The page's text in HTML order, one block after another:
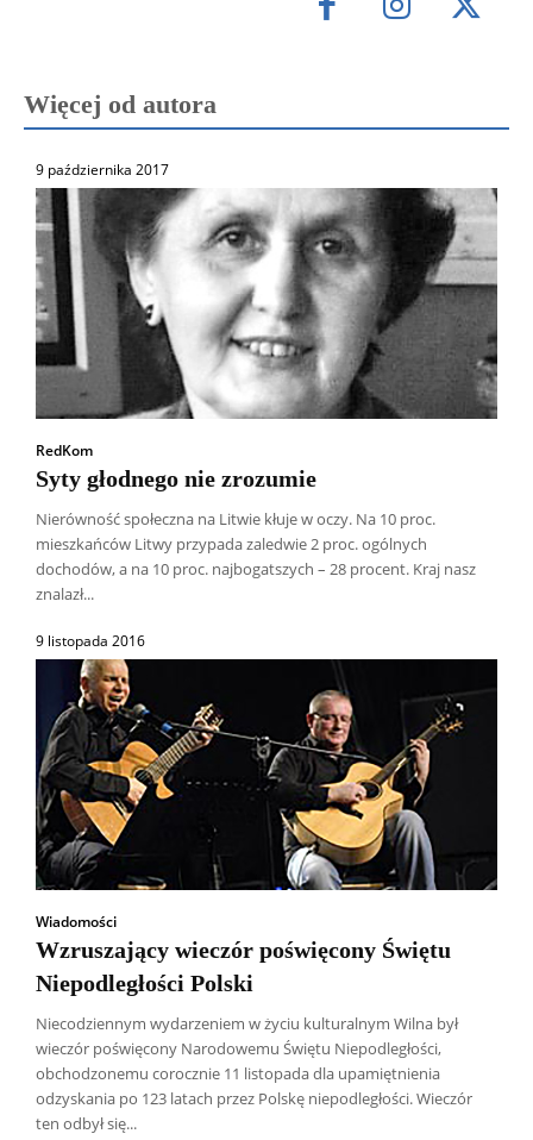
Więcej od autora
9 października 2017
RedKom
Syty głodnego nie zrozumie
Nierówność społeczna na Litwie kłuje w oczy. Na 10 proc.
mieszkańców Litwy przypada zaledwie 2 proc. ogólnych
dochodów, a na 10 proc. najbogatszych – 28 procent. Kraj nasz
znalazł...
9 listopada 2016
Wiadomości
Wzruszający wieczór poświęcony Świętu
Niepodległości Polski
Niecodziennym wydarzeniem w życiu kulturalnym Wilna był
wieczór poświęcony Narodowemu Świętu Niepodległości,
obchodzonemu corocznie 11 listopada dla upamiętnienia
odzyskania po 123 latach przez Polskę niepodległości. Wieczór
ten odbył się...